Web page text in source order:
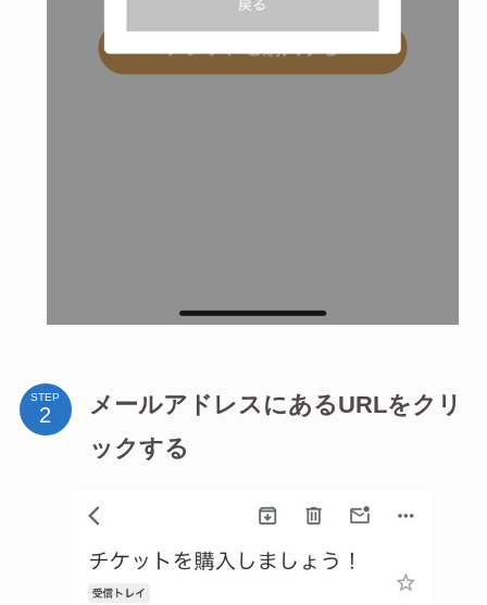
STEP
メールアドレスにあるURLをクリ
ックする